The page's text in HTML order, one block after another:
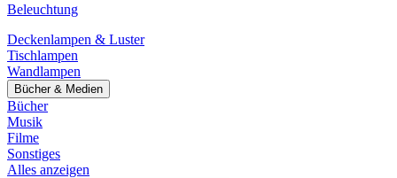
Beleuchtung
Deckenlampen & Luster
Tischlampen
Wandlampen
Bücher & Medien
Bücher
Musik
Filme
Sonstiges
Alles anzeigen